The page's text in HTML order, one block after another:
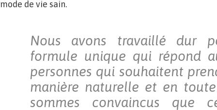
mode de vie sain.
Nous avons travaillé dur
formule unique qui répond
personnes qui souhaitent
manière naturelle et en
sommes convaincus que